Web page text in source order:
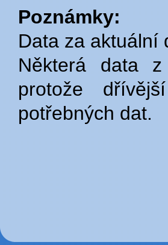
Poznámky:
Data za aktuální
Některá data
protože
potřebných dat.